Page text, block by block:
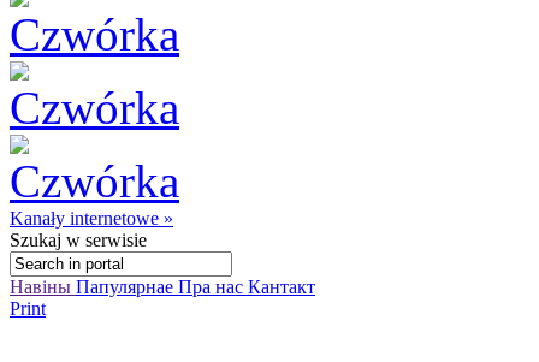
Kanały internetowe »
Szukaj w serwisie
Навіны Папулярнае Пра нас Кантакт
Print